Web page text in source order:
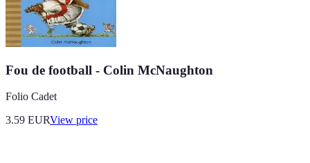
Fou de football - Colin McNaughton
Folio Cadet
3.59 EURView price